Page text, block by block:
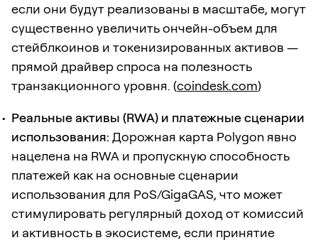
если они будут реализованы в масштабе, могут
существенно увеличить ончейн-объем для
стейблкоинов и токенизированных активов —
прямой драйвер спроса на полезность
транзакционного уровня. (coindesk.com)
Реальные активы (RWA) и платежные сценарии
использования: Дорожная карта Polygon явно
нацелена на RWA и пропускную способность
платежей как на основные сценарии
использования для PoS/GigaGAS, что может
стимулировать регулярный доход от комиссий
и активность в экосистеме, если принятие